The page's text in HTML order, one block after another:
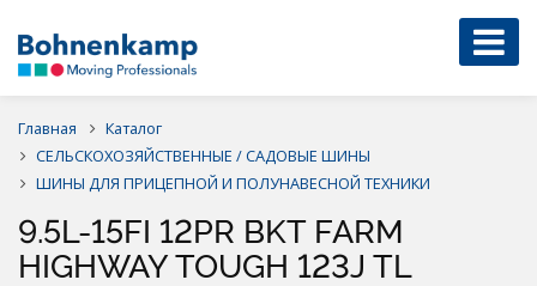
Главная
Каталог
СЕЛЬСКОХОЗЯЙСТВЕННЫЕ / САДОВЫЕ ШИНЫ
ШИНЫ ДЛЯ ПРИЦЕПНОЙ И ПОЛУНАВЕСНОЙ ТЕХНИКИ
9.5L-15FI 12PR BKT FARM
HIGHWAY TOUGH 123J TL